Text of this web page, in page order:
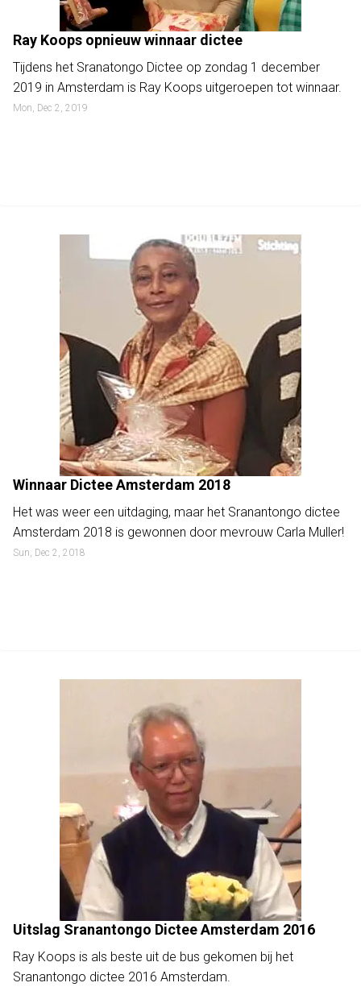
Ray Koops opnieuw winnaar dictee
Tijdens het Sranatongo Dictee op zondag 1 december
2019 in Amsterdam is Ray Koops uitgeroepen tot winnaar.
Mon, Dec 2, 2019
Winnaar Dictee Amsterdam 2018
Het was weer een uitdaging, maar het Sranantongo dictee
Amsterdam 2018 is gewonnen door mevrouw Carla Muller!
Sun, Dec 2, 2018
Uitslag Sranantongo Dictee Amsterdam 2016
Ray Koops is als beste uit de bus gekomen bij het
Sranantongo dictee 2016 Amsterdam.